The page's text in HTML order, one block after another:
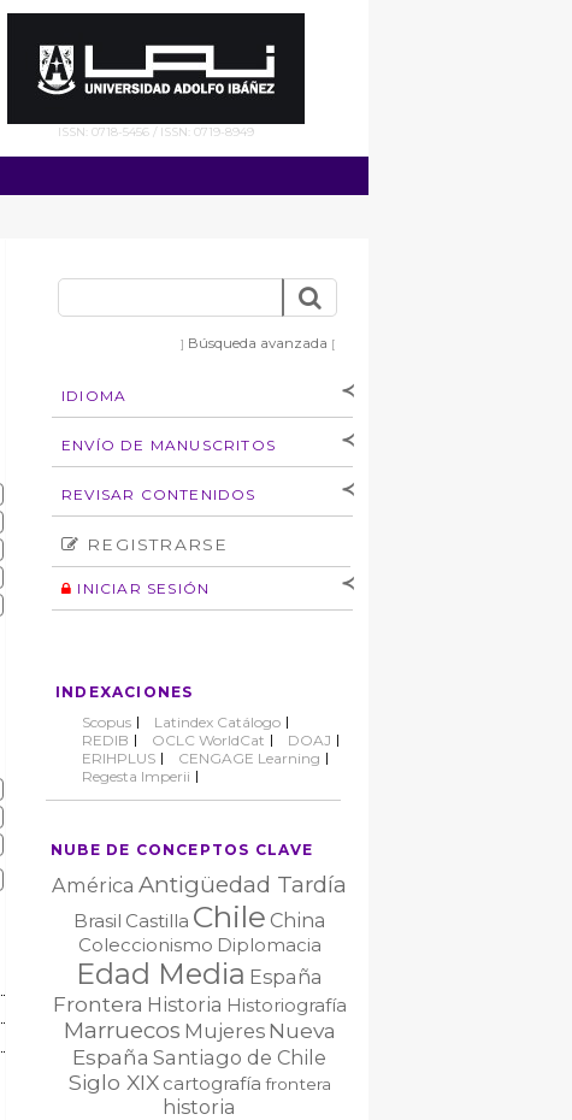
ISSN: 0718-5456 / ISSN: 0719-8949
] Búsqueda avanzada [
IDIOMA
[Español ] [English]
ENVÍO DE MANUSCRITOS
autores
Derechos de autoría
Normas éticas
REVISAR CONTENIDOS
Número
Autor
REGISTRARSE
INICIAR SESIÓN
INDEXACIONES
Scopus
Latindex Catálogo
REDIB
OCLC WorldCat
DOAJ
ERIHPLUS
CENGAGE Learning
Regesta Imperii
NUBE DE CONCEPTOS CLAVE
América Antigüedad Tardía
Brasil Castilla Chile China
Coleccionismo Diplomacia
Edad Media España
Frontera Historia Historiografía
Marruecos Mujeres Nueva
España Santiago de Chile
Siglo XIX cartografía frontera
historia